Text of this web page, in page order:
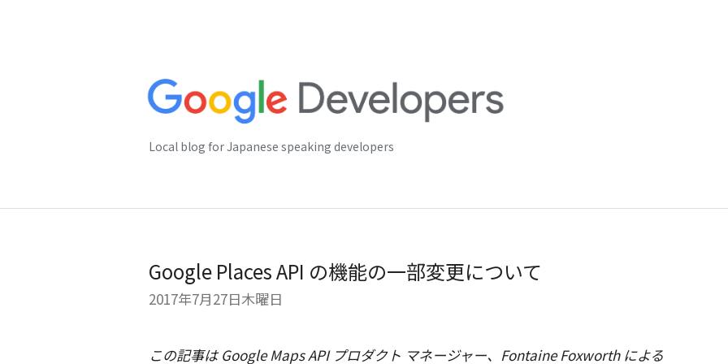
Local blog for Japanese speaking developers
Google Places API の機能の一部変更について
2017年7月27日木曜日
この記事は Google Maps API プロダクト マネージャー、Fontaine Foxworth による